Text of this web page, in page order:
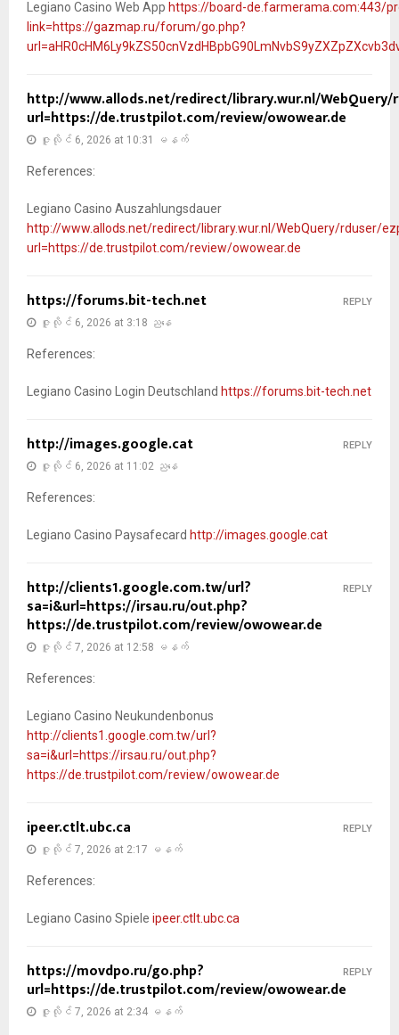
Legiano Casino Web App https://board-de.farmerama.com:443/
link=https://gazmap.ru/forum/go.php?
http://www.allods.net/redirect/library.wur.nl/WebQuery/
url=https://de.trustpilot.com/review/owowear.de
ဇူလိုင် 6, 2026 at 10:31 မနက်
References:
Legiano Casino Auszahlungsdauer
http://www.allods.net/redirect/library.wur.nl/WebQuery/rduser/
url=https://de.trustpilot.com/review/owowear.de
https://forums.bit-tech.net
ဇူလိုင် 6, 2026 at 3:18 ညနေ
References:
Legiano Casino Login Deutschland https://forums.bit-tech.net
REPLY
http://images.google.cat
ဇူလိုင် 6, 2026 at 11:02 ညနေ
References:
Legiano Casino Paysafecard http://images.google.cat
REPLY
http://clients1.google.com.tw/url?
sa=i&url=https://irsau.ru/out.php?
https://de.trustpilot.com/review/owowear.de
ဇူလိုင် 7, 2026 at 12:58 မနက်
References:
Legiano Casino Neukundenbonus
http://clients1.google.com.tw/url?
sa=i&url=https://irsau.ru/out.php?
https://de.trustpilot.com/review/owowear.de
REPLY
ipeer.ctlt.ubc.ca
ဇူလိုင် 7, 2026 at 2:17 မနက်
References:
Legiano Casino Spiele ipeer.ctlt.ubc.ca
REPLY
https://movdpo.ru/go.php?
url=https://de.trustpilot.com/review/owowear.de
ဇူလိုင် 7, 2026 at 2:34 မနက်
REPLY